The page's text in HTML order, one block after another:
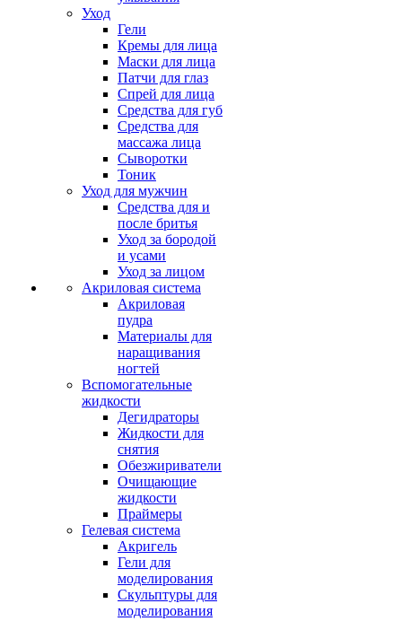
Уход
Гели
Кремы для лица
Маски для лица
Патчи для глаз
Спрей для лица
Средства для губ
Средства для
массажа лица
Сыворотки
Тоник
Уход для мужчин
Средства для и
после бритья
Уход за бородой
и усами
Уход за лицом
Акриловая система
Акриловая
пудра
Материалы для
наращивания
ногтей
Вспомогательные
жидкости
Дегидраторы
Жидкости для
снятия
Обезжириватели
Очищающие
жидкости
Праймеры
Гелевая система
Акригель
Гели для
моделирования
Скульптуры для
моделирования